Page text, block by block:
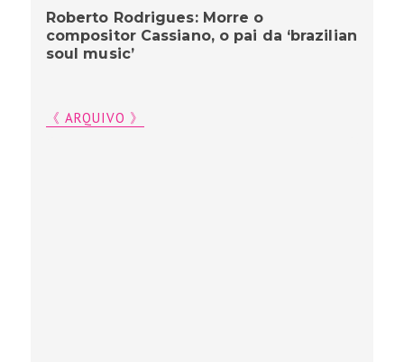
Roberto Rodrigues: Morre o
compositor Cassiano, o pai da ‘brazilian
soul music’
《 ARQUIVO 》